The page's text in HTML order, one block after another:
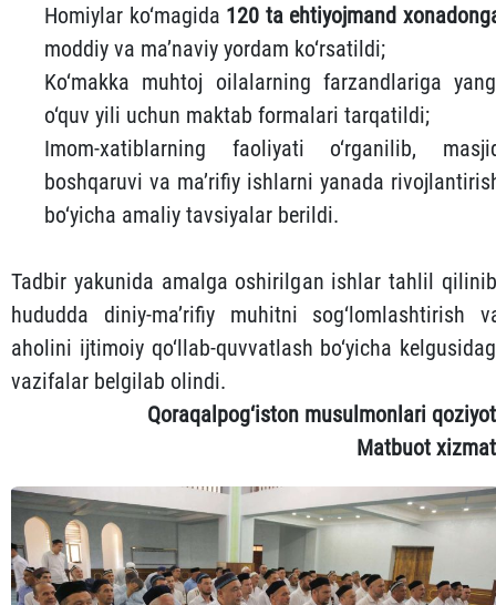
Homiylar ko‘magida 120 ta ehtiyojmand
moddiy va ma’naviy yordam ko‘rsatildi;
Ko‘makka muhtoj oilalarning farzandlariga
o‘quv yili uchun maktab formalari tarqatildi;
Imom-xatiblarning faoliyati o‘rganilib,
boshqaruvi va ma’rifiy ishlarni yanada
bo‘yicha amaliy tavsiyalar berildi.
Tadbir yakunida amalga oshirilgan ishlar tahlil
hududda diniy-ma’rifiy muhitni sog‘lomlashtirish
aholini ijtimoiy qo‘llab-quvvatlash bo‘yicha
vazifalar belgilab olindi.
Qoraqalpog‘iston musulmonlari
Matbuot